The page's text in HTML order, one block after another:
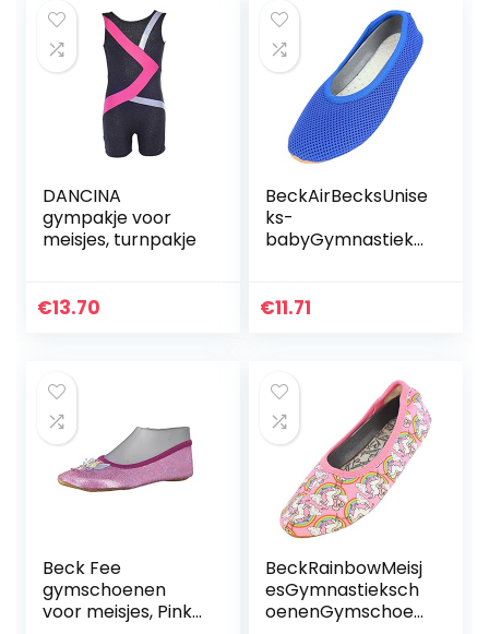
DANCINA
gympakje voor
meisjes, turnpakje
€13.70
BeckAirBecksUnise
ks-
babyGymnastieks
€11.71
Beck Fee
gymschoenen
voor meisjes, Pink
BeckRainbowMeisj
esGymnastieksch
oenenGymschoen